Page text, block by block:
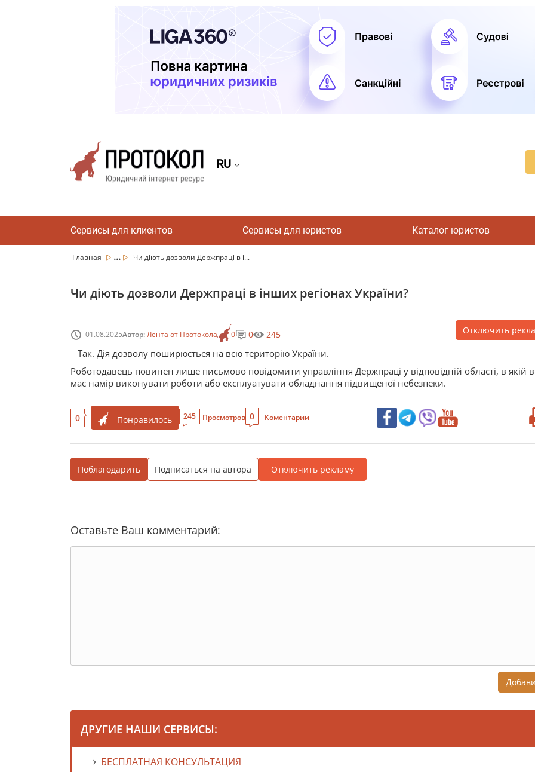
RU
Сервисы для клиентов Сервисы для юристов Каталог юристов
Главная ... Чи діють дозволи Держпраці в і...
Чи діють дозволи Держпраці в інших регіонах України?
01.08.2025Автор:Лента от Протокола 0 0 245 Отключить
Так. Дія дозволу поширюється на всю територію України.
Роботодавець повинен лише письмово повідомити управління Держпраці у відповідній області, в якій
має намір виконувати роботи або експлуатувати обладнання підвищеної небезпеки.
0 Понравилось 245 Просмотров 0 Коментарии
Поблагодарить Подписаться на автора Отключить рекламу
Оставьте Ваш комментарий:
ДРУГИЕ НАШИ СЕРВИСЫ:
БЕСПЛАТНАЯ КОНСУЛЬТАЦИЯ